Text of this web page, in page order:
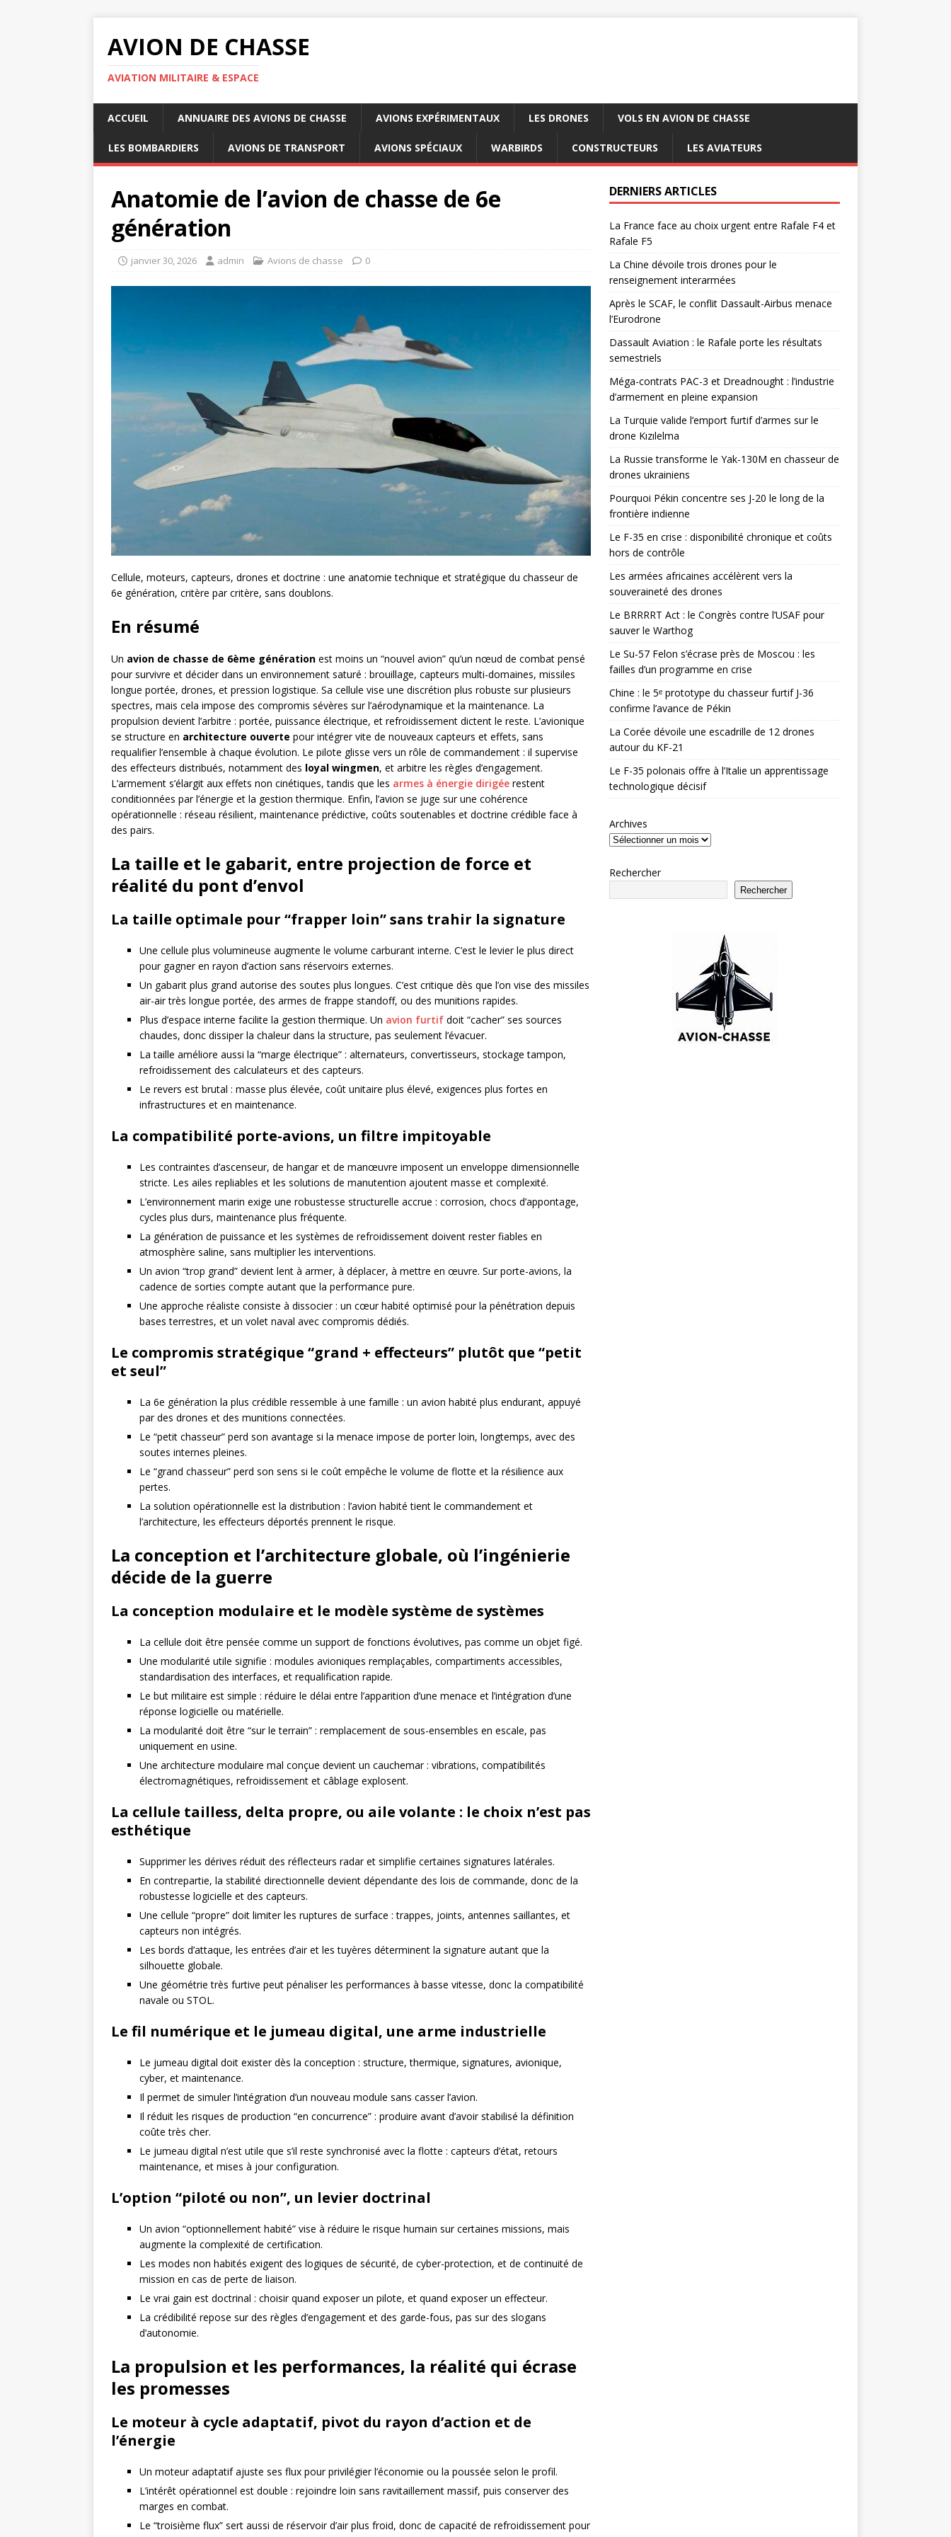
AVION DE CHASSE
AVIATION MILITAIRE & ESPACE
ACCUEIL ANNUAIRE DES AVIONS DE CHASSE AVIONS EXPÉRIMENTAUX LES DRONES VOLS EN AVION DE CHASSE
LES BOMBARDIERS AVIONS DE TRANSPORT AVIONS SPÉCIAUX WARBIRDS CONSTRUCTEURS LES AVIATEURS
Anatomie de l’avion de chasse de 6e
génération
janvier 30, 2026 admin Avions de chasse 0
Cellule, moteurs, capteurs, drones et doctrine : une anatomie technique et stratégique du chasseur de
6e génération, critère par critère, sans doublons.
En résumé
Un avion de chasse de 6ème génération est moins un “nouvel avion” qu’un nœud de combat pensé
pour survivre et décider dans un environnement saturé : brouillage, capteurs multi-domaines, missiles
longue portée, drones, et pression logistique. Sa cellule vise une discrétion plus robuste sur plusieurs
spectres, mais cela impose des compromis sévères sur l’aérodynamique et la maintenance. La
propulsion devient l’arbitre : portée, puissance électrique, et refroidissement dictent le reste. L’avionique
se structure en architecture ouverte pour intégrer vite de nouveaux capteurs et effets, sans
requalifier l’ensemble à chaque évolution. Le pilote glisse vers un rôle de commandement : il supervise
des effecteurs distribués, notamment des loyal wingmen, et arbitre les règles d’engagement.
L’armement s’élargit aux effets non cinétiques, tandis que les armes à énergie dirigée restent
conditionnées par l’énergie et la gestion thermique. Enfin, l’avion se juge sur une cohérence
opérationnelle : réseau résilient, maintenance prédictive, coûts soutenables et doctrine crédible face à
des pairs.
La taille et le gabarit, entre projection de force et
réalité du pont d’envol
La taille optimale pour “frapper loin” sans trahir la signature
Une cellule plus volumineuse augmente le volume carburant interne. C’est le levier le plus direct
pour gagner en rayon d’action sans réservoirs externes.
Un gabarit plus grand autorise des soutes plus longues. C’est critique dès que l’on vise des missiles
air-air très longue portée, des armes de frappe standoff, ou des munitions rapides.
Plus d’espace interne facilite la gestion thermique. Un avion furtif doit “cacher” ses sources
chaudes, donc dissiper la chaleur dans la structure, pas seulement l’évacuer.
La taille améliore aussi la “marge électrique” : alternateurs, convertisseurs, stockage tampon,
refroidissement des calculateurs et des capteurs.
Le revers est brutal : masse plus élevée, coût unitaire plus élevé, exigences plus fortes en
infrastructures et en maintenance.
La compatibilité porte-avions, un filtre impitoyable
Les contraintes d’ascenseur, de hangar et de manœuvre imposent un enveloppe dimensionnelle
stricte. Les ailes repliables et les solutions de manutention ajoutent masse et complexité.
L’environnement marin exige une robustesse structurelle accrue : corrosion, chocs d’appontage,
cycles plus durs, maintenance plus fréquente.
La génération de puissance et les systèmes de refroidissement doivent rester fiables en
atmosphère saline, sans multiplier les interventions.
Un avion “trop grand” devient lent à armer, à déplacer, à mettre en œuvre. Sur porte-avions, la
cadence de sorties compte autant que la performance pure.
Une approche réaliste consiste à dissocier : un cœur habité optimisé pour la pénétration depuis
bases terrestres, et un volet naval avec compromis dédiés.
Le compromis stratégique “grand + effecteurs” plutôt que “petit
et seul”
La 6e génération la plus crédible ressemble à une famille : un avion habité plus endurant, appuyé
par des drones et des munitions connectées.
Le “petit chasseur” perd son avantage si la menace impose de porter loin, longtemps, avec des
soutes internes pleines.
Le “grand chasseur” perd son sens si le coût empêche le volume de flotte et la résilience aux
pertes.
La solution opérationnelle est la distribution : l’avion habité tient le commandement et
l’architecture, les effecteurs déportés prennent le risque.
La conception et l’architecture globale, où l’ingénierie
décide de la guerre
La conception modulaire et le modèle système de systèmes
La cellule doit être pensée comme un support de fonctions évolutives, pas comme un objet figé.
Une modularité utile signifie : modules avioniques remplaçables, compartiments accessibles,
standardisation des interfaces, et requalification rapide.
Le but militaire est simple : réduire le délai entre l’apparition d’une menace et l’intégration d’une
réponse logicielle ou matérielle.
La modularité doit être “sur le terrain” : remplacement de sous-ensembles en escale, pas
uniquement en usine.
Une architecture modulaire mal conçue devient un cauchemar : vibrations, compatibilités
électromagnétiques, refroidissement et câblage explosent.
La cellule tailless, delta propre, ou aile volante : le choix n’est pas
esthétique
Supprimer les dérives réduit des réflecteurs radar et simplifie certaines signatures latérales.
En contrepartie, la stabilité directionnelle devient dépendante des lois de commande, donc de la
robustesse logicielle et des capteurs.
Une cellule “propre” doit limiter les ruptures de surface : trappes, joints, antennes saillantes, et
capteurs non intégrés.
Les bords d’attaque, les entrées d’air et les tuyères déterminent la signature autant que la
silhouette globale.
Une géométrie très furtive peut pénaliser les performances à basse vitesse, donc la compatibilité
navale ou STOL.
Le fil numérique et le jumeau digital, une arme industrielle
Le jumeau digital doit exister dès la conception : structure, thermique, signatures, avionique,
cyber, et maintenance.
Il permet de simuler l’intégration d’un nouveau module sans casser l’avion.
Il réduit les risques de production “en concurrence” : produire avant d’avoir stabilisé la définition
coûte très cher.
Le jumeau digital n’est utile que s’il reste synchronisé avec la flotte : capteurs d’état, retours
maintenance, et mises à jour configuration.
L’option “piloté ou non”, un levier doctrinal
Un avion “optionnellement habité” vise à réduire le risque humain sur certaines missions, mais
augmente la complexité de certification.
Les modes non habités exigent des logiques de sécurité, de cyber-protection, et de continuité de
mission en cas de perte de liaison.
Le vrai gain est doctrinal : choisir quand exposer un pilote, et quand exposer un effecteur.
La crédibilité repose sur des règles d’engagement et des garde-fous, pas sur des slogans
d’autonomie.
La propulsion et les performances, la réalité qui écrase
les promesses
Le moteur à cycle adaptatif, pivot du rayon d’action et de
l’énergie
Un moteur adaptatif ajuste ses flux pour privilégier l’économie ou la poussée selon le profil.
L’intérêt opérationnel est double : rejoindre loin sans ravitaillement massif, puis conserver des
marges en combat.
Le “troisième flux” sert aussi de réservoir d’air plus froid, donc de capacité de refroidissement pour
DERNIERS ARTICLES
La France face au choix urgent entre Rafale F4 et
Rafale F5
La Chine dévoile trois drones pour le
renseignement interarmées
Après le SCAF, le conflit Dassault-Airbus menace
l’Eurodrone
Dassault Aviation : le Rafale porte les résultats
semestriels
Méga-contrats PAC-3 et Dreadnought : l’industrie
d’armement en pleine expansion
La Turquie valide l’emport furtif d’armes sur le
drone Kızılelma
La Russie transforme le Yak-130M en chasseur de
drones ukrainiens
Pourquoi Pékin concentre ses J-20 le long de la
frontière indienne
Le F-35 en crise : disponibilité chronique et coûts
hors de contrôle
Les armées africaines accélèrent vers la
souveraineté des drones
Le BRRRRT Act : le Congrès contre l’USAF pour
sauver le Warthog
Le Su-57 Felon s’écrase près de Moscou : les
failles d’un programme en crise
Chine : le 5ᵉ prototype du chasseur furtif J-36
confirme l’avance de Pékin
La Corée dévoile une escadrille de 12 drones
autour du KF-21
Le F-35 polonais offre à l’Italie un apprentissage
technologique décisif
Archives
Rechercher
Rechercher